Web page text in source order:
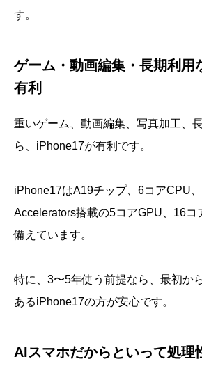
す。
ゲーム・動画編集・長期利用
有利
重いゲーム、動画編集、写真加工、
ら、iPhone17が有利です。
iPhone17はA19チップ、6コアCPU、
Accelerators搭載の5コアGPU、16コ
備えています。
特に、3〜5年使う前提なら、最初か
あるiPhone17の方が安心です。
AIスマホだからといって処理